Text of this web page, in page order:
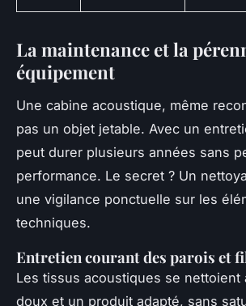
La maintenance et la
équipement
Une cabine acoustique, même
pas un objet jetable. Avec un
peut durer plusieurs années sans
performance. Le secret ? Un
une vigilance ponctuelle sur les
techniques.
Entretien courant des parois et
Les tissus acoustiques se nettoient
doux et un produit adapté, sans